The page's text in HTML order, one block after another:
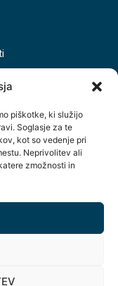
piškotke, ki služijo
Soglasje za te
kot so vedenje pri
Neprivolitev ali
zmožnosti in
Slovenija